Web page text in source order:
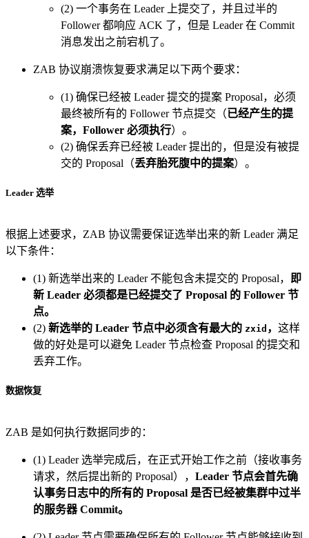
(2) 一个事务在 Leader 上提交了，并且过半的
Follower 都响应 ACK 了，但是 Leader 在 Commit
消息发出之前宕机了。
ZAB 协议崩溃恢复要求满足以下两个要求：
(1) 确保已经被 Leader 提交的提案 Proposal，必须
最终被所有的 Follower 节点提交（已经产生的提
案，Follower 必须执行）。
(2) 确保丢弃已经被 Leader 提出的，但是没有被提
交的 Proposal（丢弃胎死腹中的提案）。
Leader 选举
根据上述要求，ZAB 协议需要保证选举出来的新 Leader 满足
以下条件：
(1) 新选举出来的 Leader 不能包含未提交的 Proposal，
即
新 Leader 必须都是已经提交了 Proposal 的 Follower 节
点。
(2) 新选举的 Leader 节点中必须含有最大的 zxid ， 这样
做的好处是可以避免 Leader 节点检查 Proposal 的提交和
丢弃工作。
数据恢复
ZAB 是如何执行数据同步的：
(1) Leader 选举完成后，在正式开始工作之前（接收事务
请求，然后提出新的 Proposal）， Leader 节点会首先确
认事务日志中的所有的 Proposal 是否已经被集群中过半
的服务器 Commit。